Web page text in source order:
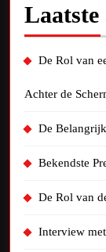
De Rol van
Achter de
De
Bekendste
De Rol van
Interview